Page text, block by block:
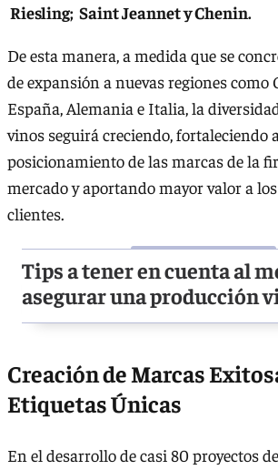
Riesling; Saint Jeannet y Chenin.
De esta manera, a medida que se
de expansión a nuevas regiones como
España, Alemania e Italia, la
vinos seguirá creciendo, fortaleciendo
posicionamiento de las marcas de la
mercado y aportando mayor valor a
clientes.
Tips a tener en cuenta al
asegurar una producción
Creación de Marcas
Etiquetas Únicas
En el desarrollo de casi 80 proyectos